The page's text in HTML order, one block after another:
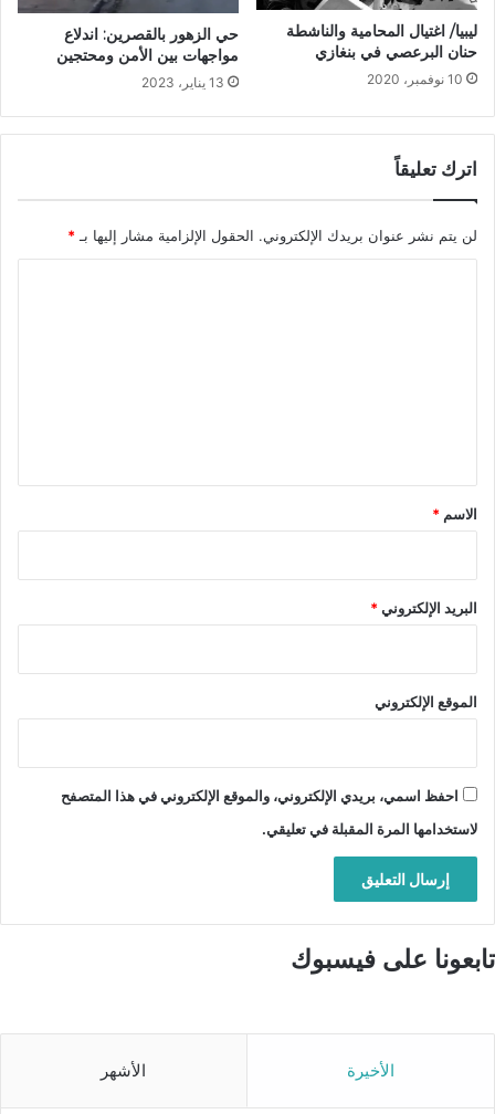
ليبيا/ اغتيال المحامية والناشطة
حنان البرعصي في بنغازي
10 نوفمبر، 2020
حي الزهور بالقصرين: اندلاع
مواجهات بين الأمن ومحتجين
13 يناير، 2023
اترك تعليقاً
لن يتم نشر عنوان بريدك الإلكتروني. الحقول الإلزامية مشار إليها بـ *
*
الاسم *
البريد الإلكتروني*
الموقع الإلكتروني
احفظ اسمي، بريدي الإلكتروني، والموقع الإلكتروني في هذا المتصفح
لاستخدامها المرة المقبلة في تعليقي.
تابعونا على فيسبوك
الأخيرة الأشهر